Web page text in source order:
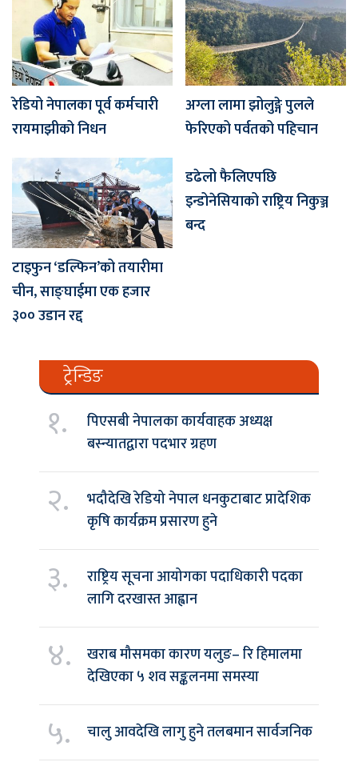
रेडियो नेपालका पूर्व कर्मचारी
रायमाझीको निधन
अग्ला लामा झोलुङ्गे पुलले
फेरिएको पर्वतको पहिचान
टाइफुन ‘डल्फिन’को तयारीमा
चीन, साङ्घाईमा एक हजार
३०० उडान रद्द
डढेलो फैलिएपछि
इन्डोनेसियाको राष्ट्रिय निकुञ्ज
बन्द
ट्रेन्डिङ
१.
पिएसबी नेपालका कार्यवाहक अध्यक्ष
बस्न्यातद्वारा पदभार ग्रहण
२.
भदौदेखि रेडियो नेपाल धनकुटाबाट प्रादेशिक
कृषि कार्यक्रम प्रसारण हुने
३.
राष्ट्रिय सूचना आयोगका पदाधिकारी पदका
लागि दरखास्त आह्वान
४.
खराब मौसमका कारण यलुङ– रि हिमालमा
देखिएका ५ शव सङ्कलनमा समस्या
५. चालु आवदेखि लागु हुने तलबमान सार्वजनिक